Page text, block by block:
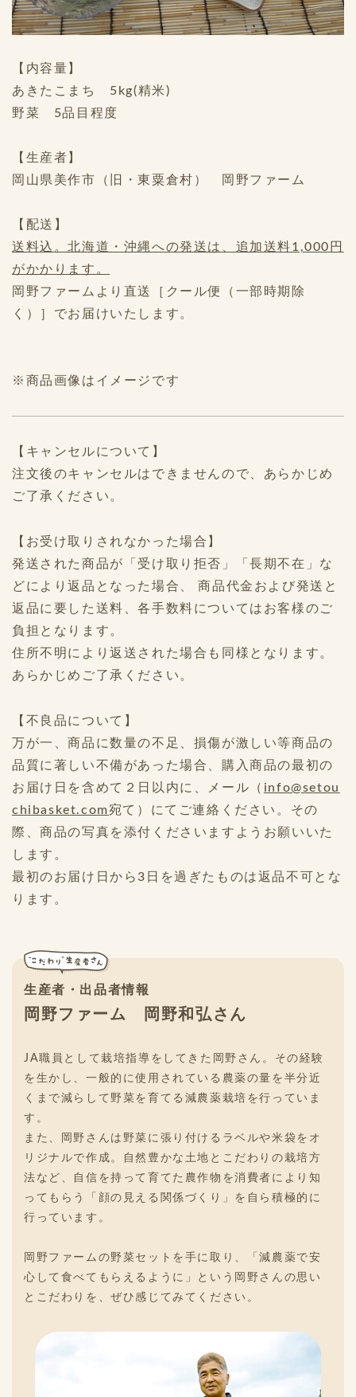
【内容量】
あきたこまち 5kg(精米)
野菜 5品目程度
【生産者】
岡山県美作市（旧・東粟倉村） 岡野ファーム
【配送】
送料込。北海道・沖縄への発送は、追加送料1,000円
がかかります。
岡野ファームより直送［クール便（一部時期除
く）］でお届けいたします。
※商品画像はイメージです
【キャンセルについて】
注文後のキャンセルはできませんので、あらかじめ
ご了承ください。
【お受け取りされなかった場合】
発送された商品が「受け取り拒否」「長期不在」な
どにより返品となった場合、 商品代金および発送と
返品に要した送料、各手数料についてはお客様のご
負担となります。
住所不明により返送された場合も同様となります。
あらかじめご了承ください。
【不良品について】
万が一、商品に数量の不足、損傷が激しい等商品の
品質に著しい不備があった場合、購入商品の最初の
お届け日を含めて２日以内に、メール（ info@setou
chibasket.com宛て）にてご連絡ください。その
際、商品の写真を添付くださいますようお願いいた
します。
最初のお届け日から3日を過ぎたものは返品不可とな
ります。
生産者・出品者情報
岡野ファーム 岡野和弘さん
JA職員として栽培指導をしてきた岡野さん。その経験
を生かし、一般的に使用されている農薬の量を半分近
くまで減らして野菜を育てる減農薬栽培を行っていま
す。
また、岡野さんは野菜に張り付けるラベルや米袋をオ
リジナルで作成。自然豊かな土地とこだわりの栽培方
法など、自信を持って育てた農作物を消費者により知
ってもらう「顔の見える関係づくり」を自ら積極的に
行っています。
岡野ファームの野菜セットを手に取り、「減農薬で安
心して食べてもらえるように」という岡野さんの思い
とこだわりを、ぜひ感じてみてください。